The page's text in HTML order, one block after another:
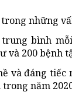
những
bình
và 200 bệnh
và đáng tiếc
năm